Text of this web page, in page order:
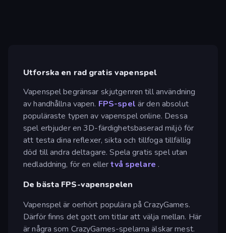
Utforska en rad gratis vapenspel
Vapenspel begränsar skjutgenren till användning
av handhållna vapen. FPS-spel är den absolut
populäraste typen av vapenspel online. Dessa
spel erbjuder en 3D-färdighetsbaserad miljö för
att testa dina reflexer, sikta och tillfoga tillfällig
död till andra deltagare. Spela gratis spel utan
nedladdning, för en ellertvå spelare .
De bästa FPS-vapenspelen
Vapenspel är oerhört populära på CrazyGames.
Därför finns det gott om titlar att välja mellan. Här
är några som CrazyGames-spelarna älskar mest.